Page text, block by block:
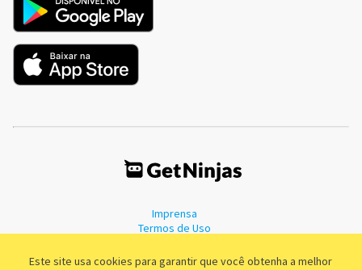
Este site usa cookies para garantir que você obtenha a melhor
Imprensa
Termos de Uso